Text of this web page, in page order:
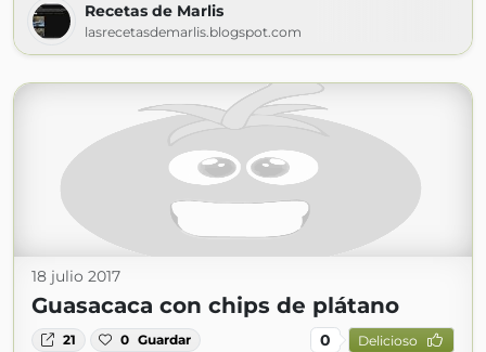
Recetas de Marlis
lasrecetasdemarlis.blogspot.com
18 julio 2017
Guasacaca con chips de plátano
21 0 Guardar 0 Delicioso